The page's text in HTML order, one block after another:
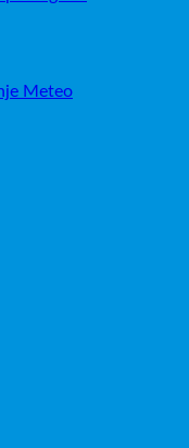
Meteo